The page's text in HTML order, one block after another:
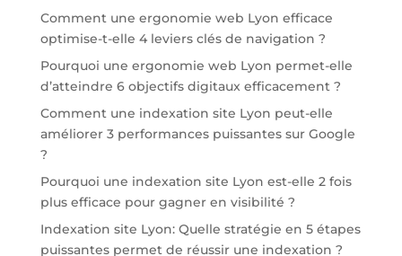
Comment une ergonomie web Lyon efficace
optimise-t-elle 4 leviers clés de navigation ?
Pourquoi une ergonomie web Lyon permet-elle
d’atteindre 6 objectifs digitaux efficacement ?
Comment une indexation site Lyon peut-elle
améliorer 3 performances puissantes sur Google
?
Pourquoi une indexation site Lyon est-elle 2 fois
plus efficace pour gagner en visibilité ?
Indexation site Lyon: Quelle stratégie en 5 étapes
puissantes permet de réussir une indexation ?